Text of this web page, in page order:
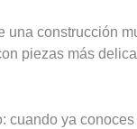
una construcción
piezas más
cuando ya